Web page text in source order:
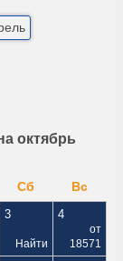
октябрь
Сб Вс
3
Найти
4
от
18571